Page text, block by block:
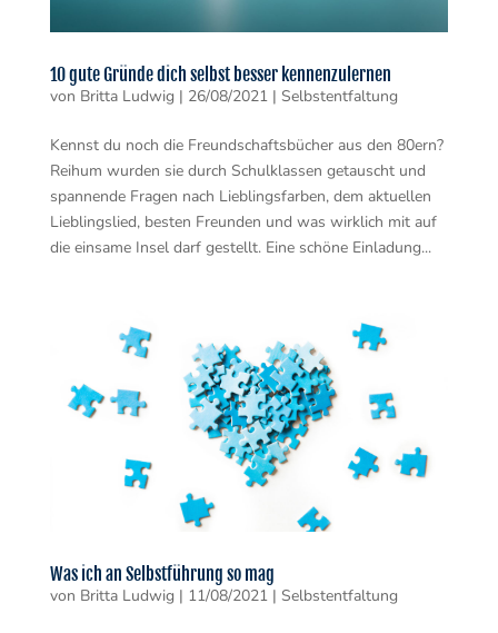
10 gute Gründe dich selbst besser kennenzulernen
von Britta Ludwig | 26/08/2021| Selbstentfaltung
Kennst du noch die Freundschaftsbücher aus den 80ern?
Reihum wurden sie durch Schulklassen getauscht und
spannende Fragen nach Lieblingsfarben, dem aktuellen
Lieblingslied, besten Freunden und was wirklich mit auf
die einsame Insel darf gestellt. Eine schöne Einladung...
Was ich an Selbstführung so mag
von Britta Ludwig | 11/08/2021| Selbstentfaltung